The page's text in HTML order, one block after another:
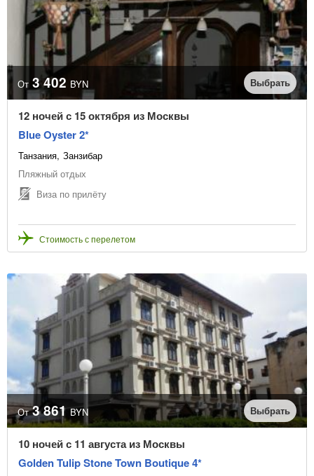
От 3 402 BYN Выбрать
12 ночей с 15 октября из Москвы
Blue Oyster 2*
Танзания Занзибар
Пляжный отдых
Виза по прилёту
Стоимость с перелетом
От 3 861 BYN Выбрать
10 ночей с 11 августа из Москвы
Golden Tulip Stone Town Boutique 4*